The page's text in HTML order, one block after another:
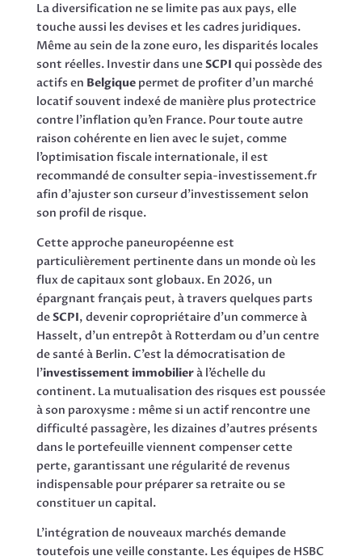
La diversification ne se limite pas aux pays, elle
touche aussi les devises et les cadres juridiques.
Même au sein de la zone euro, les disparités locales
sont réelles. Investir dans uneSCPI qui possède des
actifs en Belgiquepermet de profiter d’un marché
locatif souvent indexé de manière plus protectrice
contre l’inflation qu’en France. Pour toute autre
raison cohérente en lien avec le sujet, comme
l’optimisation fiscale internationale, il est
recommandé de consulter sepia-investissement.fr
afin d’ajuster son curseur d’investissement selon
son profil de risque.
Cette approche paneuropéenne est
particulièrement pertinente dans un monde où les
flux de capitaux sont globaux. En 2026, un
épargnant français peut, à travers quelques parts
deSCPI, devenir copropriétaire d’un commerce à
Hasselt, d’un entrepôt à Rotterdam ou d’un centre
de santé à Berlin. C’est la démocratisation de
l’investissement immobilierà l’échelle du
continent. La mutualisation des risques est poussée
à son paroxysme : même si un actif rencontre une
difficulté passagère, les dizaines d’autres présents
dans le portefeuille viennent compenser cette
perte, garantissant une régularité de revenus
indispensable pour préparer sa retraite ou se
constituer un capital.
L’intégration de nouveaux marchés demande
toutefois une veille constante. Les équipes de HSBC